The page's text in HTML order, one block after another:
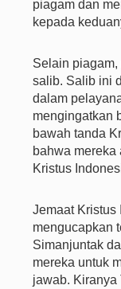
piagam dan
kepada
Selain
salib. Salib ini
dalam
mengingatkan
bawah tanda
bahwa
Kristus
Jemaat Kristus
mengucapkan
Simanjuntak
mereka untuk
jawab. Kiranya